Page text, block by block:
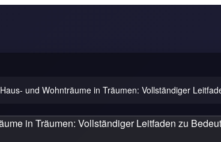
Haus- und Wohnträume in Träumen: Vollständiger